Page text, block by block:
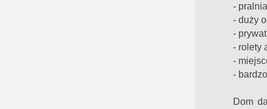
- pralnia
- duży
-
- rolety
-
-
Dom